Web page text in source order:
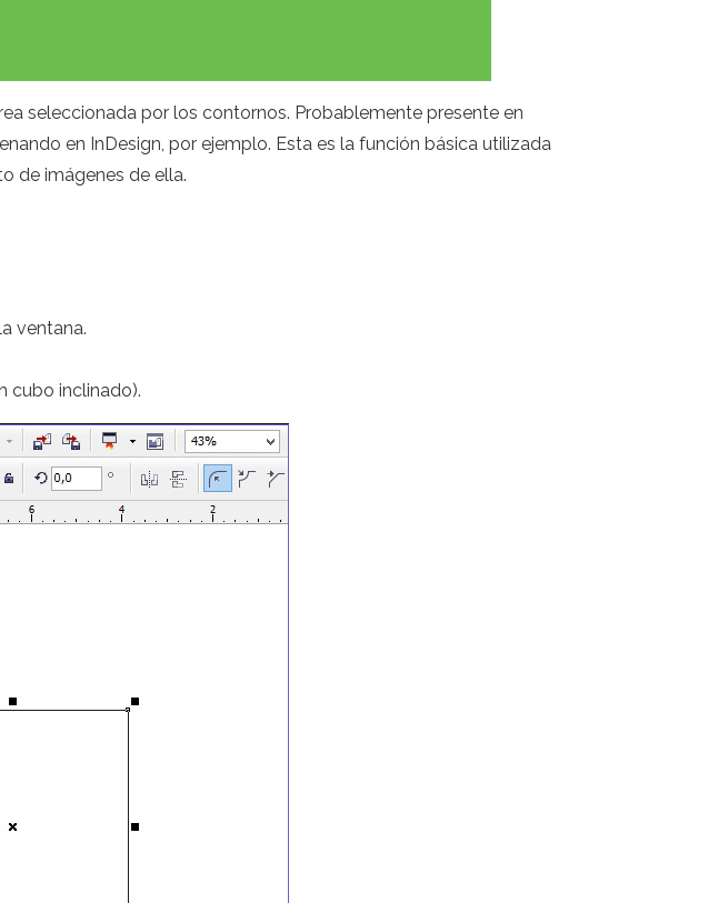
seleccionada por los contornos. Probablemente presente en
en InDesign, por ejemplo. Esta es la función básica utilizada
de imágenes de ella.
ventana.
cubo inclinado).